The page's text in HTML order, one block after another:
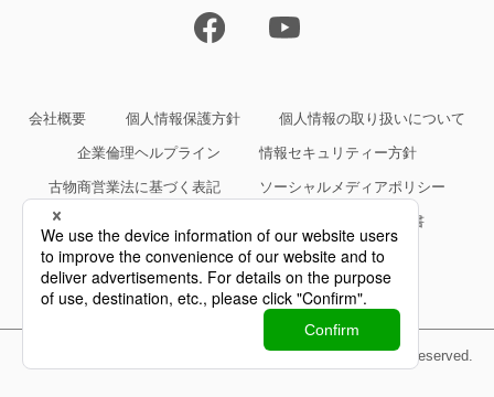
会社概要 個人情報保護方針 個人情報の取り扱いについて
企業倫理ヘルプライン 情報セキュリティー方針
古物商営業法に基づく表記 ソーシャルメディアポリシー
約款・規約等、サービス仕様書
Copyright©Yokogawa Rental & Lease Corporation All Rights Reserved.